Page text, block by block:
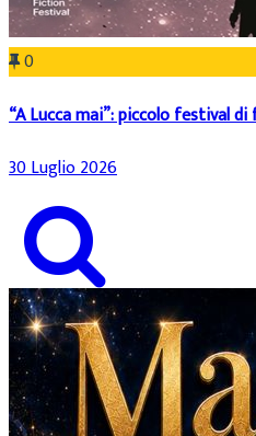
0
“A Lucca mai”: piccolo festival
30 Luglio 2026